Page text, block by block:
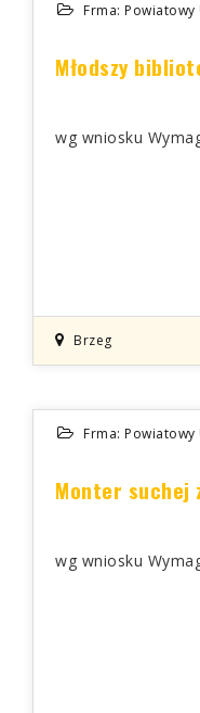
Frma:
Młodszy
wg wniosku
Brzeg
Frma:
Monter suchej
wg wniosku